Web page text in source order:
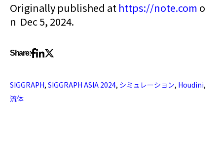
Originally published at https://note.com o
n Dec 5, 2024.
Share:
SIGGRAPH, SIGGRAPH ASIA 2024, シミュレーション, Houdini,
流体